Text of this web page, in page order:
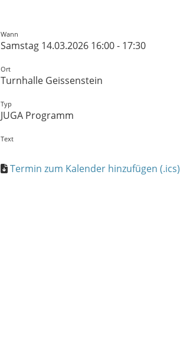
Wann
Samstag 14.03.2026 16:00 - 17:30
Ort
Turnhalle Geissenstein
Typ
JUGA Programm
Text
Termin zum Kalender hinzufügen (.ics)